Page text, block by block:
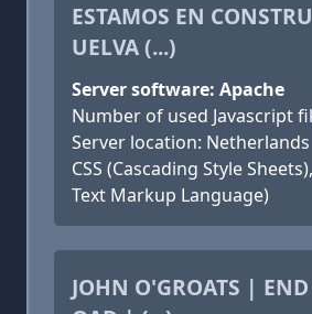
ESTAMOS EN
UELVA (...)
Server software: Apache
Number of used Javascript
Server location: Netherlands
CSS (Cascading Style
Text Markup Language)
JOHN O'GROATS |